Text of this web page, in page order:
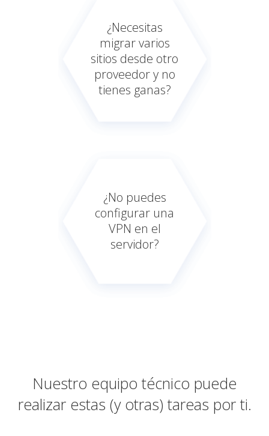
¿Necesitas
migrar varios
sitios desde otro
proveedor y no
tienes ganas?
¿No puedes
configurar una
VPN en el
servidor?
Nuestro equipo técnico puede
realizar estas (y otras) tareas por ti.